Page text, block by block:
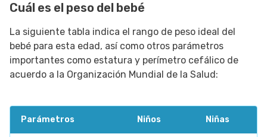
Cuál es el peso del bebé
La siguiente tabla indica el rango de peso ideal del
bebé para esta edad, así como otros parámetros
importantes como estatura y perímetro cefálico de
acuerdo a la Organización Mundial de la Salud:
Parámetros Niños Niñas